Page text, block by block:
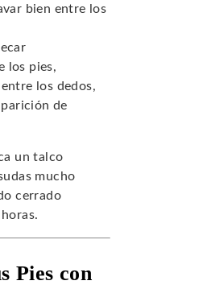
bien entre los
los pies,
los dedos,
de
un talco
mucho
cerrado
Pies con